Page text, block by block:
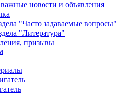
новости и объявления
"Часто задаваемые вопросы"
"Литература"
призывы